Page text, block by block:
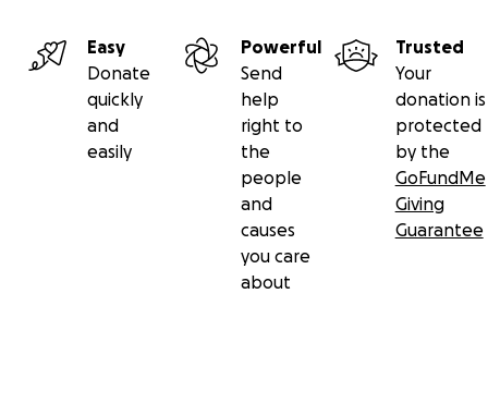
Easy
Donate
quickly
and
easily
Powerful
Send
help
right to
the
people
and
causes
you care
about
Trusted
Your
donation is
protected
by the
GoFundMe
Giving
Guarantee